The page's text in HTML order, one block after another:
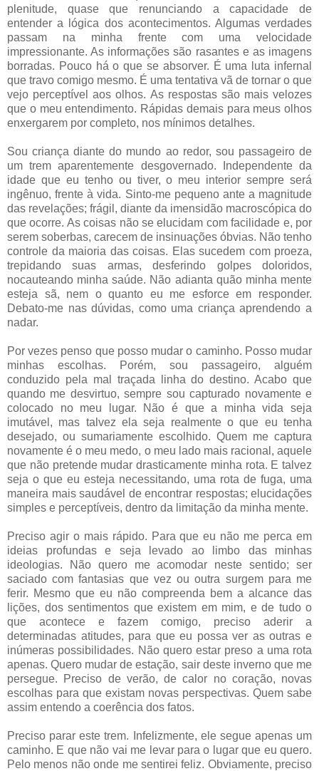
plenitude, quase que renunciando a capacidade de
entender a lógica dos acontecimentos. Algumas verdades
passam na minha frente com uma velocidade
impressionante. As informações são rasantes e as imagens
borradas. Pouco há o que se absorver. É uma luta infernal
que travo comigo mesmo. É uma tentativa vã de tornar o que
vejo perceptível aos olhos. As respostas são mais velozes
que o meu entendimento. Rápidas demais para meus olhos
enxergarem por completo, nos mínimos detalhes.
Sou criança diante do mundo ao redor, sou passageiro de
um trem aparentemente desgovernado. Independente da
idade que eu tenho ou tiver, o meu interior sempre será
ingênuo, frente à vida. Sinto-me pequeno ante a magnitude
das revelações; frágil, diante da imensidão macroscópica do
que ocorre. As coisas não se elucidam com facilidade e, por
serem soberbas, carecem de insinuações óbvias. Não tenho
controle da maioria das coisas. Elas sucedem com proeza,
trepidando suas armas, desferindo golpes doloridos,
nocauteando minha saúde. Não adianta quão minha mente
esteja sã, nem o quanto eu me esforce em responder.
Debato-me nas dúvidas, como uma criança aprendendo a
nadar.
Por vezes penso que posso mudar o caminho. Posso mudar
minhas escolhas. Porém, sou passageiro, alguém
conduzido pela mal traçada linha do destino. Acabo que
quando me desvirtuo, sempre sou capturado novamente e
colocado no meu lugar. Não é que a minha vida seja
imutável, mas talvez ela seja realmente o que eu tenha
desejado, ou sumariamente escolhido. Quem me captura
novamente é o meu medo, o meu lado mais racional, aquele
que não pretende mudar drasticamente minha rota. E talvez
seja o que eu esteja necessitando, uma rota de fuga, uma
maneira mais saudável de encontrar respostas; elucidações
simples e perceptíveis, dentro da limitação da minha mente.
Preciso agir o mais rápido. Para que eu não me perca em
ideias profundas e seja levado ao limbo das minhas
ideologias. Não quero me acomodar neste sentido; ser
saciado com fantasias que vez ou outra surgem para me
ferir. Mesmo que eu não compreenda bem a alcance das
lições, dos sentimentos que existem em mim, e de tudo o
que acontece e fazem comigo, preciso aderir a
determinadas atitudes, para que eu possa ver as outras e
inúmeras possibilidades. Não quero estar preso a uma rota
apenas. Quero mudar de estação, sair deste inverno que me
persegue. Preciso de verão, de calor no coração, novas
escolhas para que existam novas perspectivas. Quem sabe
assim entendo a coerência dos fatos.
Preciso parar este trem. Infelizmente, ele segue apenas um
caminho. E que não vai me levar para o lugar que eu quero.
Pelo menos não onde me sentirei feliz. Obviamente, preciso